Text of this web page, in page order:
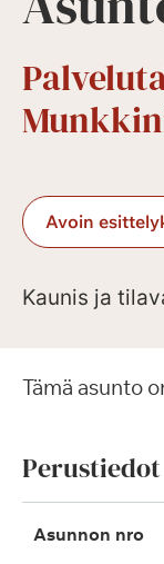
Avoin
Kaunis ja
Tämä asunto
Perustiedot
Asunnon nro